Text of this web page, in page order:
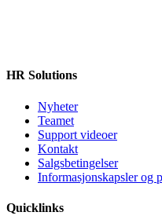
HR Solutions
Nyheter
Teamet
Support videoer
Kontakt
Salgsbetingelser
Informasjonskapsler og
Quicklinks